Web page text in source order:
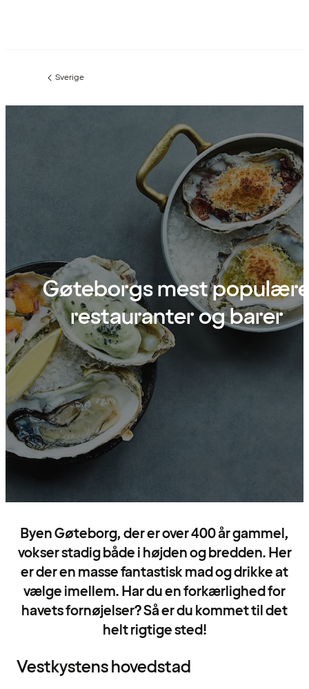
Forrige
:
Sverige
Gøteborgs mest
restauranter og barer
Byen Gøteborg, der er over 400 år gammel,
vokser stadig både i højden og bredden. Her
er der en masse fantastisk mad og drikke at
vælge imellem. Har du en forkærlighed for
havets fornøjelser? Så er du kommet til det
helt rigtige sted!
Vestkystens hovedstad